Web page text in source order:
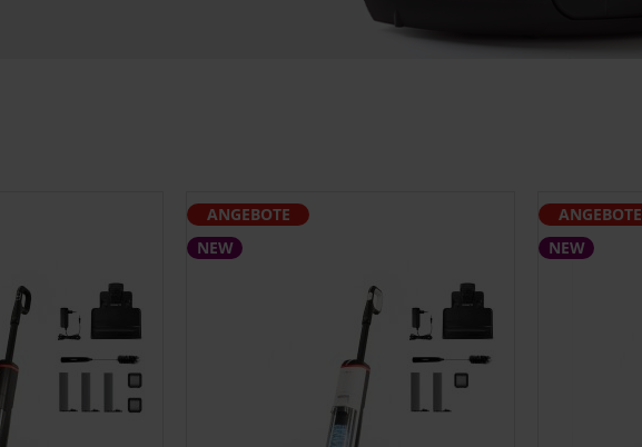
ANGEBOTE
NEW
ANGEBOTE
NEW